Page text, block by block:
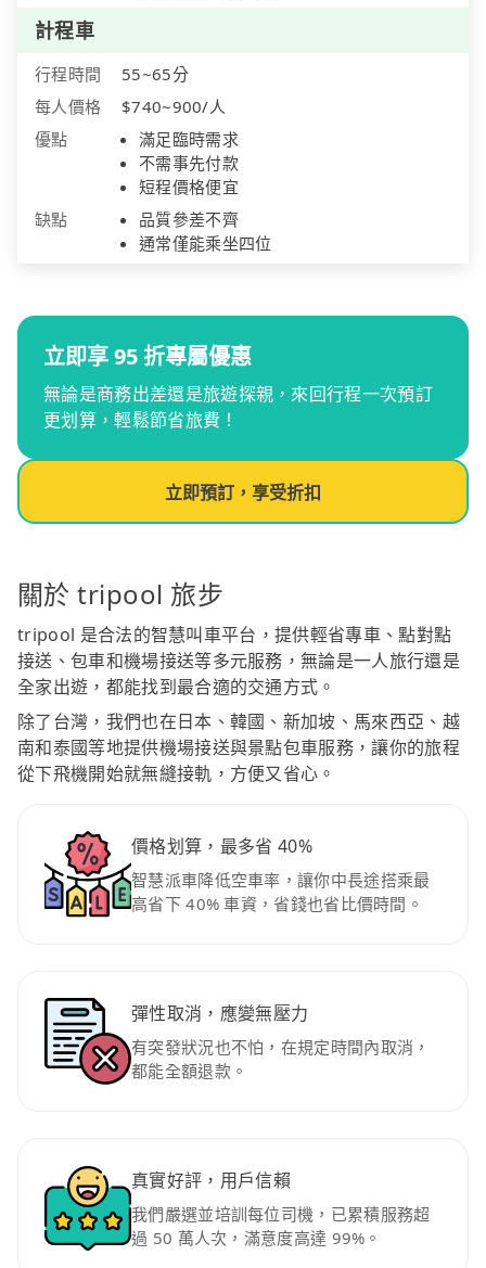
計程車
行程時間
55~65分
每人價格
$740~900/人
優點
滿足臨時需求
不需事先付款
短程價格便宜
缺點
品質參差不齊
通常僅能乘坐四位
立即享 95 折專屬優惠
無論是商務出差還是旅遊探親，來回行程一次預訂
更划算，輕鬆節省旅費！
立即預訂，享受折扣
關於 tripool 旅步
tripool 是合法的智慧叫車平台，提供輕省專車、點對點
接送、包車和機場接送等多元服務，無論是一人旅行還是
全家出遊，都能找到最合適的交通方式。
除了台灣，我們也在日本、韓國、新加坡、馬來西亞、越
南和泰國等地提供機場接送與景點包車服務，讓你的旅程
從下飛機開始就無縫接軌，方便又省心。
價格划算，最多省 40%
智慧派車降低空車率，讓你中長途搭乘最
高省下 40% 車資，省錢也省比價時間。
彈性取消，應變無壓力
有突發狀況也不怕，在規定時間內取消，
都能全額退款。
真實好評，用戶信賴
我們嚴選並培訓每位司機，已累積服務超
過 50 萬人次，滿意度高達 99%。